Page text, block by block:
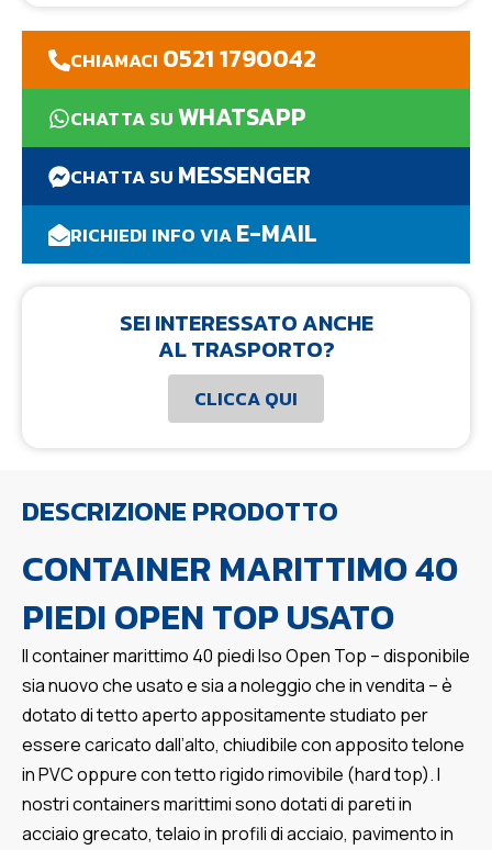
CHIAMACI 0521 1790042
CHATTA SUWHATSAPP
CHATTA SU MESSENGER
RICHIEDI INFO VIAE-MAIL
SEI INTERESSATO ANCHE
AL TRASPORTO?
CLICCA QUI
DESCRIZIONE PRODOTTO
CONTAINER MARITTIMO 40
PIEDI OPEN TOP USATO
Il container marittimo 40 piedi Iso Open Top – disponibile
sia nuovo che usato e sia a noleggio che in vendita – è
dotato di tetto aperto appositamente studiato per
essere caricato dall’alto, chiudibile con apposito telone
in PVC oppure con tetto rigido rimovibile (hard top). I
nostri containers marittimi sono dotati di pareti in
acciaio grecato, telaio in profili di acciaio, pavimento in